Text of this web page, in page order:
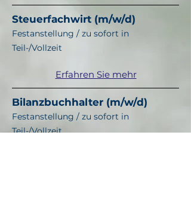
Steuerfachwirt (m/w/d)
Festanstellung / zu sofort in
Teil-/Vollzeit
Erfahren Sie mehr
Bilanzbuchhalter (m/w/d)
Festanstellung / zu sofort in
Teil-/Vollzeit